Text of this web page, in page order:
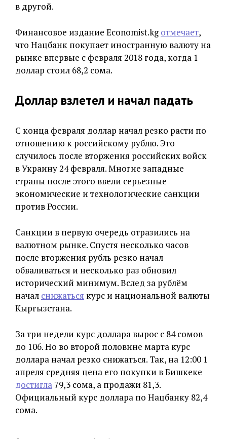
в другой.
Финансовое издание Economist.kgотмечает,
что Нацбанк покупает иностранную валюту на
рынке впервые с февраля 2018 года, когда 1
доллар стоил 68,2 сома.
Доллар взлетел и начал падать
С конца февраля доллар начал резко расти по
отношению к российскому рублю. Это
случилось после вторжения российских войск
в Украину 24 февраля. Многие западные
страны после этого ввели серьезные
экономические и технологические санкции
против России.
Санкции в первую очередь отразились на
валютном рынке. Спустя несколько часов
после вторжения рубль резко начал
обваливаться и несколько раз обновил
исторический минимум. Вслед за рублём
начал снижаться курс и национальной валюты
Кыргызстана.
За три недели курс доллара вырос с 84 сомов
до 106. Но во второй половине марта курс
доллара начал резко снижаться. Так, на 12:00 1
апреля средняя цена его покупки в Бишкеке
достигла 79,3 сома, а продажи 81,3.
Официальный курс доллара по Нацбанку 82,4
сома.